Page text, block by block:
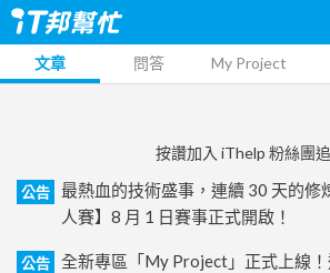
文章 問答 My Project
按讚加入 iThelp 粉絲團
公告
最熱血的技術盛事，連續 30 天的修
人賽】8 月 1 日賽事正式開啟！
公告
全新專區「My Project」正式上線！